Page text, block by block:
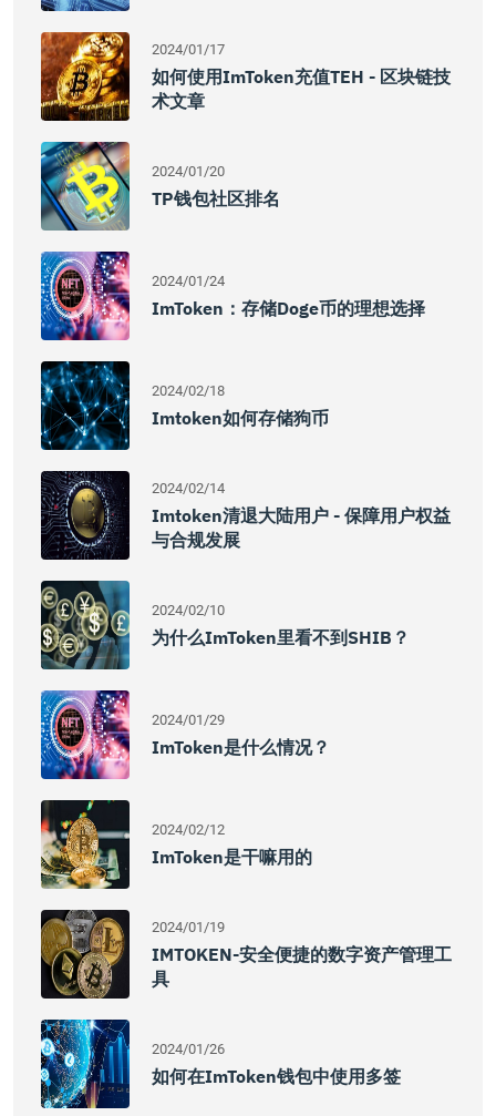
2024/01/17
如何使用imToken充值TEH - 区块链技
术文章
2024/01/20
TP钱包社区排名
2024/01/24
ImToken：存储Doge币的理想选择
2024/02/18
Imtoken如何存储狗币
2024/02/14
Imtoken清退大陆用户 - 保障用户权益
与合规发展
2024/02/10
为什么imToken里看不到SHIB？
2024/01/29
ImToken是什么情况？
2024/02/12
ImToken是干嘛用的
2024/01/19
IMTOKEN-安全便捷的数字资产管理工
具
2024/01/26
如何在imToken钱包中使用多签